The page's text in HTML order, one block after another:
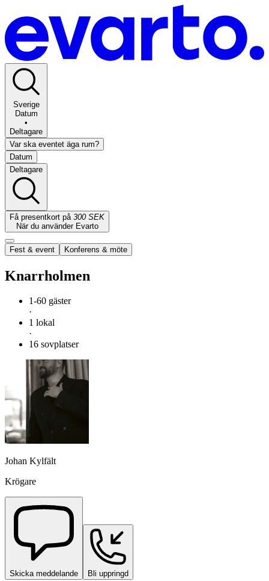
Sverige
Datum
•
Deltagare
Var ska eventet äga rum?
Datum
Deltagare
Få presentkort på 300 SEK
När du använder Evarto
Fest & event Konferens & möte
Knarrholmen
1-60 gäster
·
1 lokal
·
16 sovplatser
Johan Kylfält
Krögare
Skicka meddelande Bli uppringd